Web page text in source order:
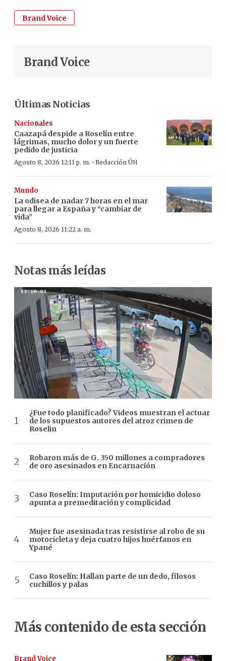
Brand Voice
Brand Voice
Últimas Noticias
Nacionales
Caazapá despide a Roselín entre
lágrimas, mucho dolor y un fuerte
pedido de justicia
Agosto 8, 2026 12:11 p. m. · Redacción ÚH
Mundo
La odisea de nadar 7 horas en el mar
para llegar a España y “cambiar de
vida”
Agosto 8, 2026 11:22 a. m.
Notas más leídas
¿Fue todo planificado? Videos muestran el actuar
de los supuestos autores del atroz crimen de
Roselin
Robaron más de G. 350 millones a compradores
de oro asesinados en Encarnación
Caso Roselín: Imputación por homicidio doloso
apunta a premeditación y complicidad
Mujer fue asesinada tras resistirse al robo de su
motocicleta y deja cuatro hijos huérfanos en
Ypané
Caso Roselín: Hallan parte de un dedo, filosos
cuchillos y palas
Más contenido de esta sección
Brand Voice